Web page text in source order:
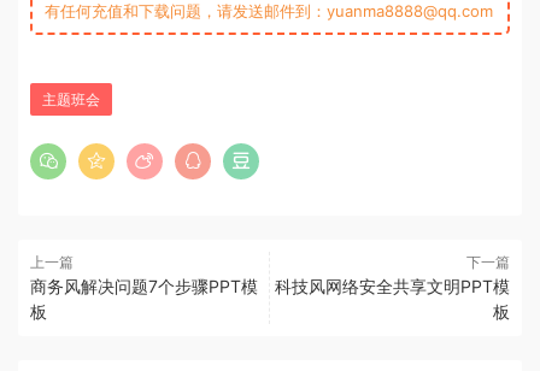
有任何充值和下载问题，请发送邮件到：yuanma8888@qq.com
主题班会
上一篇
商务风解决问题7个步骤PPT模
板
下一篇
科技风网络安全共享文明PPT模
板